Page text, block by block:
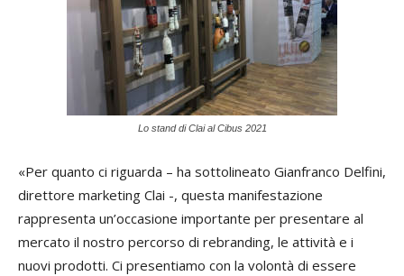
Lo stand di Clai al Cibus 2021
«Per quanto ci riguarda – ha sottolineato Gianfranco Delfini,
direttore marketing Clai -, questa manifestazione
rappresenta un’occasione importante per presentare al
mercato il nostro percorso di rebranding, le attività e i
nuovi prodotti. Ci presentiamo con la volontà di essere